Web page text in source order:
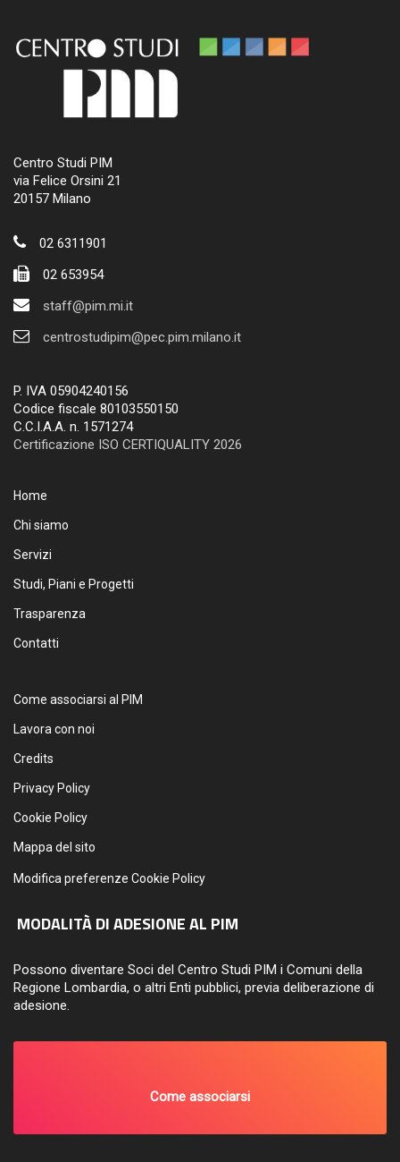
Centro Studi PIM
via Felice Orsini 21
20157 Milano
02 6311901
02 653954
staff@pim.mi.it
centrostudipim@pec.pim.milano.it
P. IVA 05904240156
Codice fiscale 80103550150
C.C.I.A.A. n. 1571274
Certificazione ISO CERTIQUALITY 2026
Home
Chi siamo
Servizi
Studi, Piani e Progetti
Trasparenza
Contatti
Come associarsi al PIM
Lavora con noi
Credits
Privacy Policy
Cookie Policy
Mappa del sito
Modifica preferenze Cookie Policy
MODALITÀ DI ADESIONE AL PIM
Possono diventare Soci del Centro Studi PIM i Comuni della
Regione Lombardia, o altri Enti pubblici, previa deliberazione di
adesione.
Come associarsi